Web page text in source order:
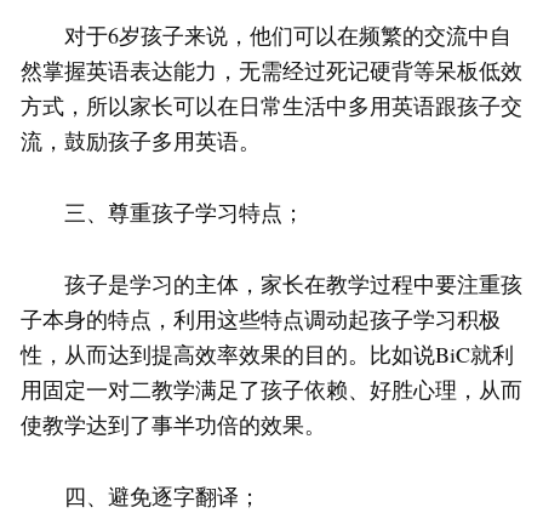
对于6岁孩子来说，他们可以在频繁的交流中自
然掌握英语表达能力，无需经过死记硬背等呆板低效
方式，所以家长可以在日常生活中多用英语跟孩子交
流，鼓励孩子多用英语。
三、尊重孩子学习特点；
孩子是学习的主体，家长在教学过程中要注重孩
子本身的特点，利用这些特点调动起孩子学习积极
性，从而达到提高效率效果的目的。比如说BiC就利
用固定一对二教学满足了孩子依赖、好胜心理，从而
使教学达到了事半功倍的效果。
四、避免逐字翻译；